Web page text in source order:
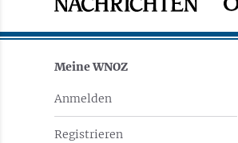
Meine WNOZ
Anmelden
Registrieren